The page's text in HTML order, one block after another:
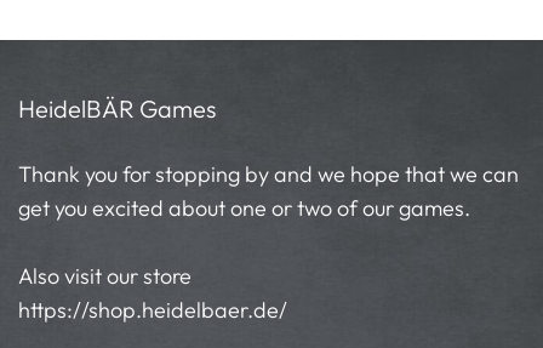
HeidelBÄR Games
Thank you for stopping by and we hope that we can
get you excited about one or two of our games.
Also visit our store
https://shop.heidelbaer.de/